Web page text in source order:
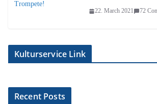
22. March 2021 72
Kulturservice Link
Recent Posts